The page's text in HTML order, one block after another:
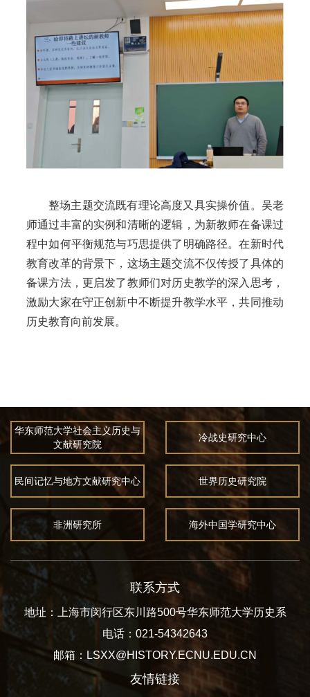
整场主题交流既有理论高度又具实操价值。吴老
师通过丰富的实例和清晰的逻辑，为新教师在备课过
程中如何平衡规范与巧思提供了明确路径。在新时代
教育改革的背景下，这场主题交流不仅传授了具体的
备课方法，更启发了教师们对历史教学的深入思考，
激励大家在守正创新中不断提升教学水平，共同推动
历史教育向前发展。
华东师范大学社会主义历史与
文献研究院
冷战史研究中心
民间记忆与地方文献研究中心 世界历史研究院
非洲研究所 海外中国学研究中心
联系方式
地址：上海市闵行区东川路500号华东师范大学历史系
电话：021-54342643
邮箱：LSXX@HISTORY.ECNU.EDU.CN
友情链接